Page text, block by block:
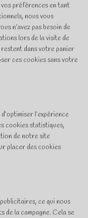
préférences en tant
nous vous
n’avez pas besoin de
lors de la visite de
restent dans votre panier
ces cookies sans votre
l’expérience
cookies statistiques,
de notre site
placer des cookies
ce qui nous
de la campagne. Cela se